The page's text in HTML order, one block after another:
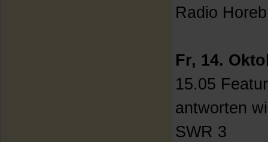
Radio Horeb
Fr, 14.
15.05
antworten
SWR 3